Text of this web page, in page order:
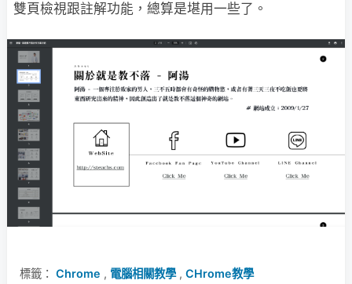
雙頁檢視跟註解功能，總算是堪用一些了。
標籤： Chrome , 電腦相關教學, CHrome教學